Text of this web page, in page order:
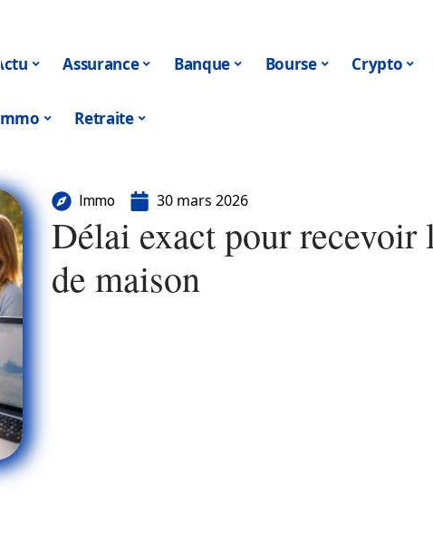
Actu Assurance Banque Bourse Crypto
Immo Retraite
Immo 30 mars 2026
Délai exact pour recevoir
de maison